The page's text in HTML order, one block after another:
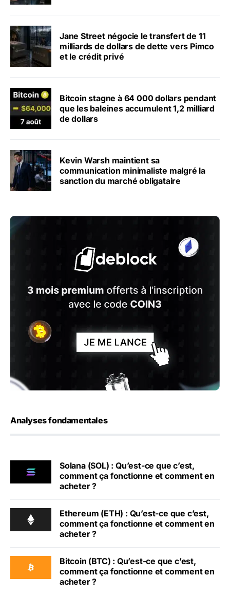
Jane Street négocie le transfert de 11
milliards de dollars de dette vers Pimco
et le crédit privé
Bitcoin stagne à 64 000 dollars pendant
que les baleines accumulent 1,2 milliard
de dollars
Kevin Warsh maintient sa
communication minimaliste malgré la
sanction du marché obligataire
Analyses fondamentales
Solana (SOL) : Qu’est-ce que c’est,
comment ça fonctionne et comment en
acheter ?
Ethereum (ETH) : Qu’est-ce que c’est,
comment ça fonctionne et comment en
acheter ?
Bitcoin (BTC) : Qu’est-ce que c’est,
comment ça fonctionne et comment en
acheter ?